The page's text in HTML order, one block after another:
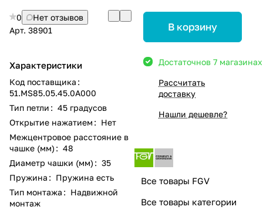
0
Нет отзывов
Арт. 38901
Характеристики
Код поставщика :
51.MS85.05.45.0A000
Тип петли : 45 градусов
Открытие нажатием : Нет
Межцентровое расстояние в
чашке (мм) : 48
Диаметр чашки (мм) : 35
Пружина : Пружина есть
Тип монтажа : Надвижной
монтаж
В корзину
Достаточнов 7 магазинах
Рассчитать
доставку
Нашли дешевле?
Все товары FGV
Все товары категории